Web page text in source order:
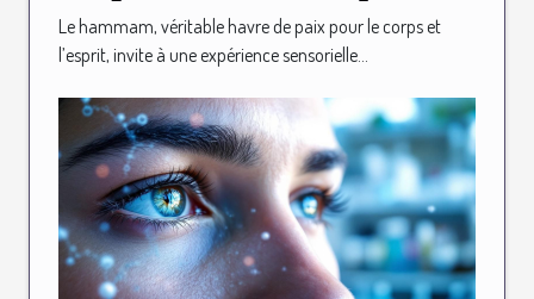
relaxation
Le hammam, véritable havre de paix pour le corps et
l’esprit, invite à une expérience sensorielle...